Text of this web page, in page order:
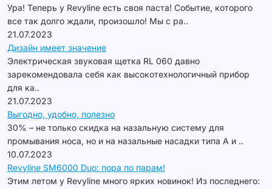
Ура! Теперь у Revyline есть своя паста! Событие, которого
все так долго ждали, произошло! Мы с ра..
21.07.2023
Дизайн имеет значение
Электрическая звуковая щетка RL 060 давно
зарекомендовала себя как высокотехнологичный прибор
для ка..
21.07.2023
Выгодно, удобно, полезно
30% – не только скидка на назальную систему для
промывания носа, но и на назальные насадки типа А и ..
10.07.2023
Revyline SM6000 Duo: пора по парам!
Этим летом у Revyline много ярких новинок! Из последнего: